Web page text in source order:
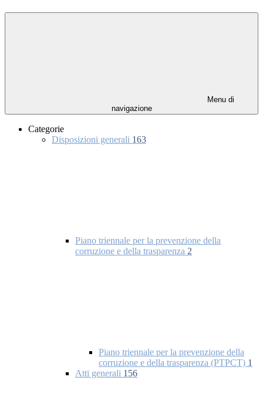
Menu di
navigazione
Categorie
Disposizioni generali 163
Piano triennale per la prevenzione della
corruzione e della trasparenza 2
Piano triennale per la prevenzione della
corruzione e della trasparenza (PTPCT) 1
Atti generali 156